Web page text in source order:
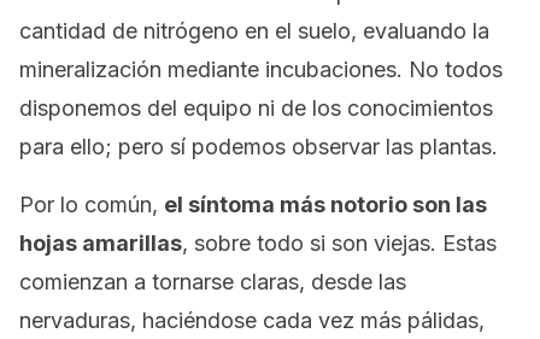
cantidad de nitrógeno en el suelo, evaluando la
mineralización mediante incubaciones. No todos
disponemos del equipo ni de los conocimientos
para ello; pero sí podemos observar las plantas.
Por lo común, el síntoma más notorio son las
hojas amarillas, sobre todo si son viejas. Estas
comienzan a tornarse claras, desde las
nervaduras, haciéndose cada vez más pálidas,